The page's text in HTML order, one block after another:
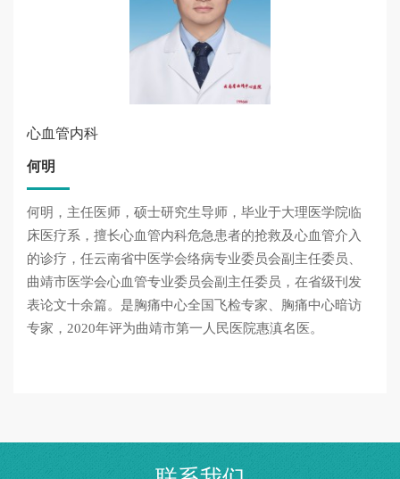
心血管内科
何明
何明，主任医师，硕士研究生导师，毕业于大理医学院临
床医疗系，擅长心血管内科危急患者的抢救及心血管介入
的诊疗，任云南省中医学会络病专业委员会副主任委员、
曲靖市医学会心血管专业委员会副主任委员，在省级刊发
表论文十余篇。是胸痛中心全国飞检专家、胸痛中心暗访
专家，2020年评为曲靖市第一人民医院惠滇名医。